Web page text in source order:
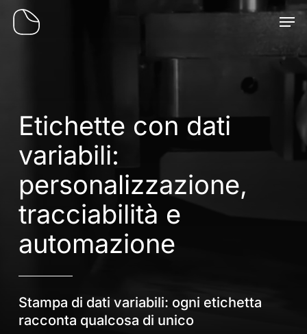
Skip
Etichette con dati
variabili:
personalizzazione,
tracciabilità e
automazione
Stampa di dati variabili: ogni etichetta
racconta qualcosa di unico